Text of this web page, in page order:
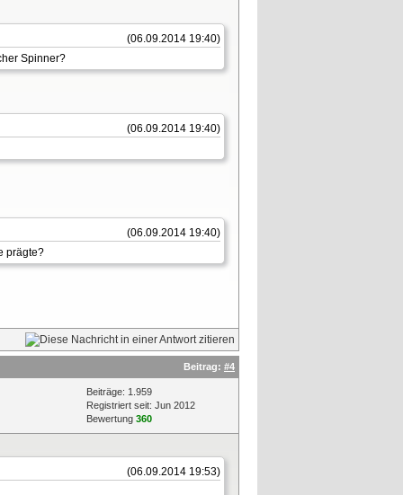
(06.09.2014 19:40)
Spinner?
(06.09.2014 19:40)
(06.09.2014 19:40)
prägte?
Beitrag: #4
Beiträge: 1.959
Registriert seit: Jun 2012
Bewertung 360
(06.09.2014 19:53)